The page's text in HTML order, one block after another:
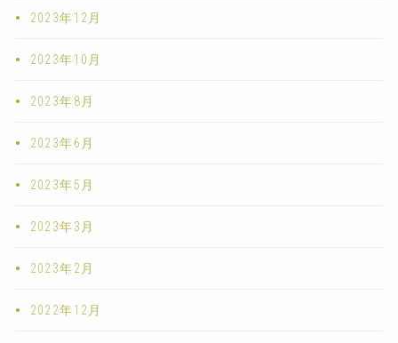
2023年12月
2023年10月
2023年8月
2023年6月
2023年5月
2023年3月
2023年2月
2022年12月